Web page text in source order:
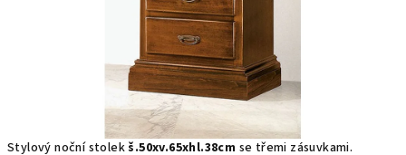
Stylový noční stolekš.50xv.65xhl.38cm se třemi zásuvkami.